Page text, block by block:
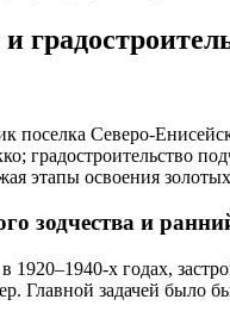
поселка Северо-
градостроительство
этапы освоения
зодчества и
1920–1940-х годах,
Главной задачей было